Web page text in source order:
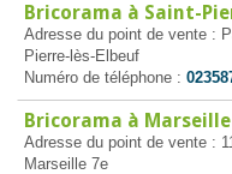
Bricorama à Saint-
Adresse du point de vente :
Pierre-lès-Elbeuf
Numéro de téléphone :
Bricorama à Marseille
Adresse du point de vente :
Marseille 7e